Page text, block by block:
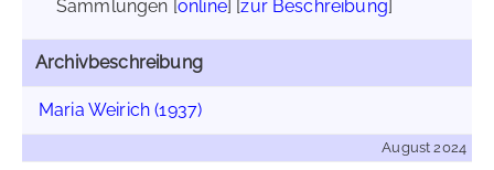
Sammlungen [online] [zur Beschreibung]
Archivbeschreibung
Maria Weirich (1937)
August 2024